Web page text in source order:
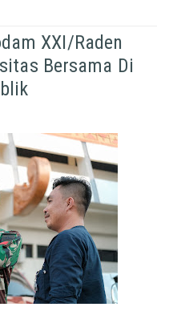
XXI/Raden
Bersama Di